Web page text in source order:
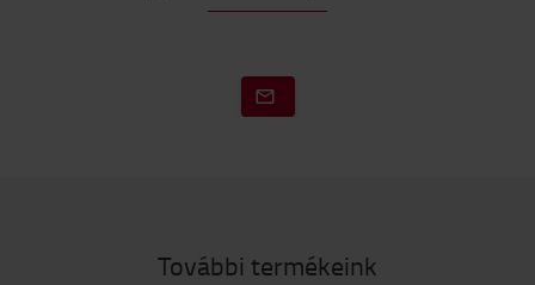
További termékeink